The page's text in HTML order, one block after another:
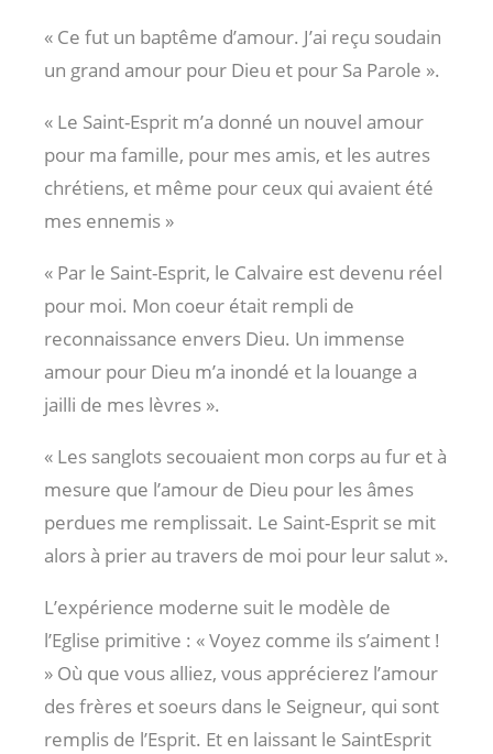
« Ce fut un baptême d’amour. J’ai reçu soudain
un grand amour pour Dieu et pour Sa Parole ».
« Le Saint-Esprit m’a donné un nouvel amour
pour ma famille, pour mes amis, et les autres
chrétiens, et même pour ceux qui avaient été
mes ennemis »
« Par le Saint-Esprit, le Calvaire est devenu réel
pour moi. Mon coeur était rempli de
reconnaissance envers Dieu. Un immense
amour pour Dieu m’a inondé et la louange a
jailli de mes lèvres ».
« Les sanglots secouaient mon corps au fur et à
mesure que l’amour de Dieu pour les âmes
perdues me remplissait. Le Saint-Esprit se mit
alors à prier au travers de moi pour leur salut ».
L’expérience moderne suit le modèle de
l’Eglise primitive : « Voyez comme ils s’aiment !
» Où que vous alliez, vous apprécierez l’amour
des frères et soeurs dans le Seigneur, qui sont
remplis de l’Esprit. Et en laissant le SaintEsprit